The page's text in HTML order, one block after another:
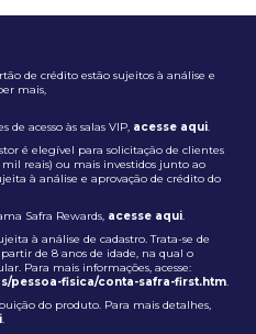
de crédito estão sujeitos à análise e
mais,
de acesso às salas VIP, acesse aqui.
é elegível para solicitação de clientes
reais) ou mais investidos junto ao
à análise e aprovação de crédito do
Safra Rewards, acesse aqui.
à análise de cadastro. Trata-se de
de 8 anos de idade, na qual o
Para mais informações, acesse:
pessoa-fisica/conta-safra-first.htm.
do produto. Para mais detalhes,
.